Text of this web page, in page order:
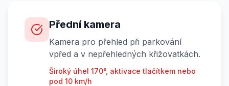
Přední kamera
Kamera pro přehled při parkování
vpřed a v nepřehledných křižovatkách.
Široký úhel 170°, aktivace tlačítkem nebo
pod 10 km/h